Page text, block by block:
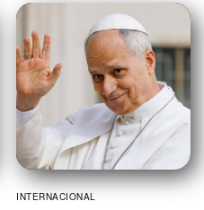
INTERNACIONAL